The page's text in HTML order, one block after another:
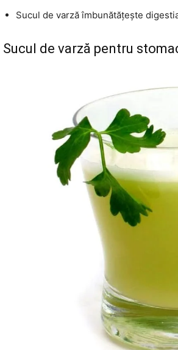
Sucul de varză îmbunătățește
Sucul de varză pentru